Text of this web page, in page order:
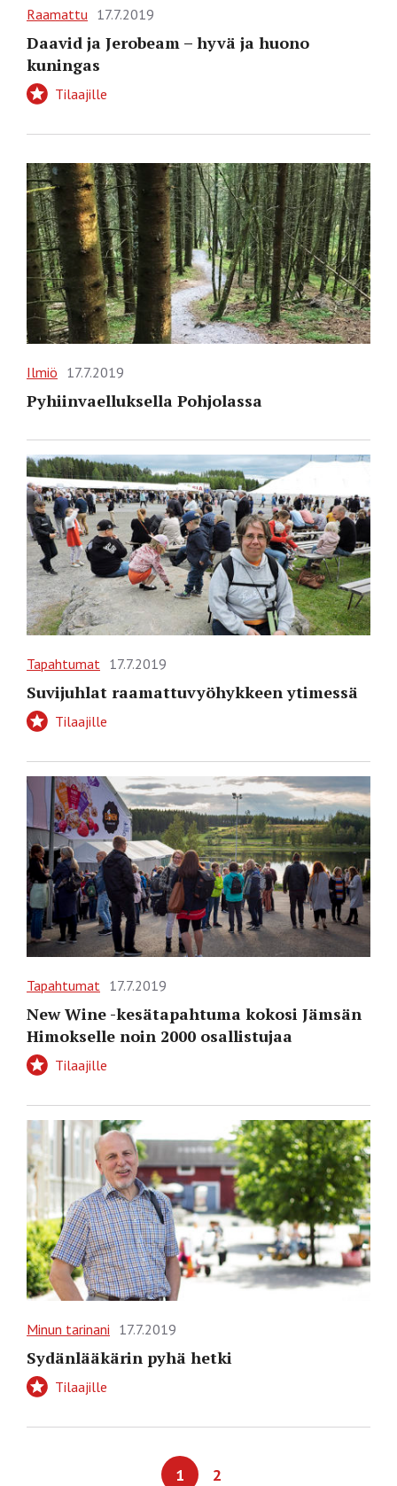
Raamattu 17.7.2019
Daavid ja Jerobeam – hyvä ja huono
kuningas
Tilaajille
Ilmiö 17.7.2019
Pyhiinvaelluksella Pohjolassa
Tapahtumat 17.7.2019
Suvijuhlat raamattuvyöhykkeen ytimessä
Tilaajille
Tapahtumat 17.7.2019
New Wine -kesätapahtuma kokosi Jämsän
Himokselle noin 2000 osallistujaa
Tilaajille
Minun tarinani 17.7.2019
Sydänlääkärin pyhä hetki
Tilaajille
1 2